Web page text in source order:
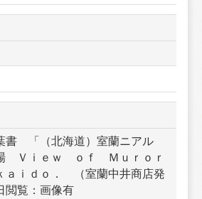
書　「（北海道）室蘭ニアル
Ｖｉｅｗ　ｏｆ　Ｍｕｒｏｒ
ａｉｄｏ．　（室蘭中井商店発
閲覧：画像有